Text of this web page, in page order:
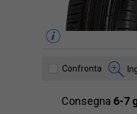
Confronta
Consegna 6-7